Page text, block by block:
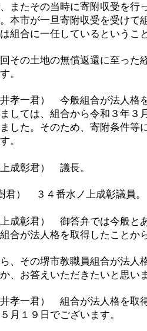
またその当時に寄附収受を行
本市が一旦寄附収受を受けて
組合に一任しているというこ
その土地の無償返還に至った
。
孝一君） 今般組合が法人格
しては、組合から令和３年３
した。そのため、寄附条件等
。
成彰君） 議長。
君） ３４番水ノ上成彰議員。
成彰君） 御答弁では今般と
合が法人格を取得したことか
、その堺市教職員組合が法人
、お答えいただきたいと思い
孝一君） 組合が法人格を取
月１９日でございます。